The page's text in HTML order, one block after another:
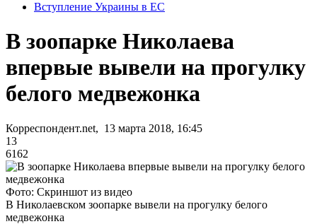
Вступление Украины в ЕС
В зоопарке Николаева
впервые вывели на прогулку
белого медвежонка
Корреспондент.net, 13 марта 2018, 16:45
13
6162
Фото: Скриншот из видео
В Николаевском зоопарке вывели на прогулку белого
медвежонка